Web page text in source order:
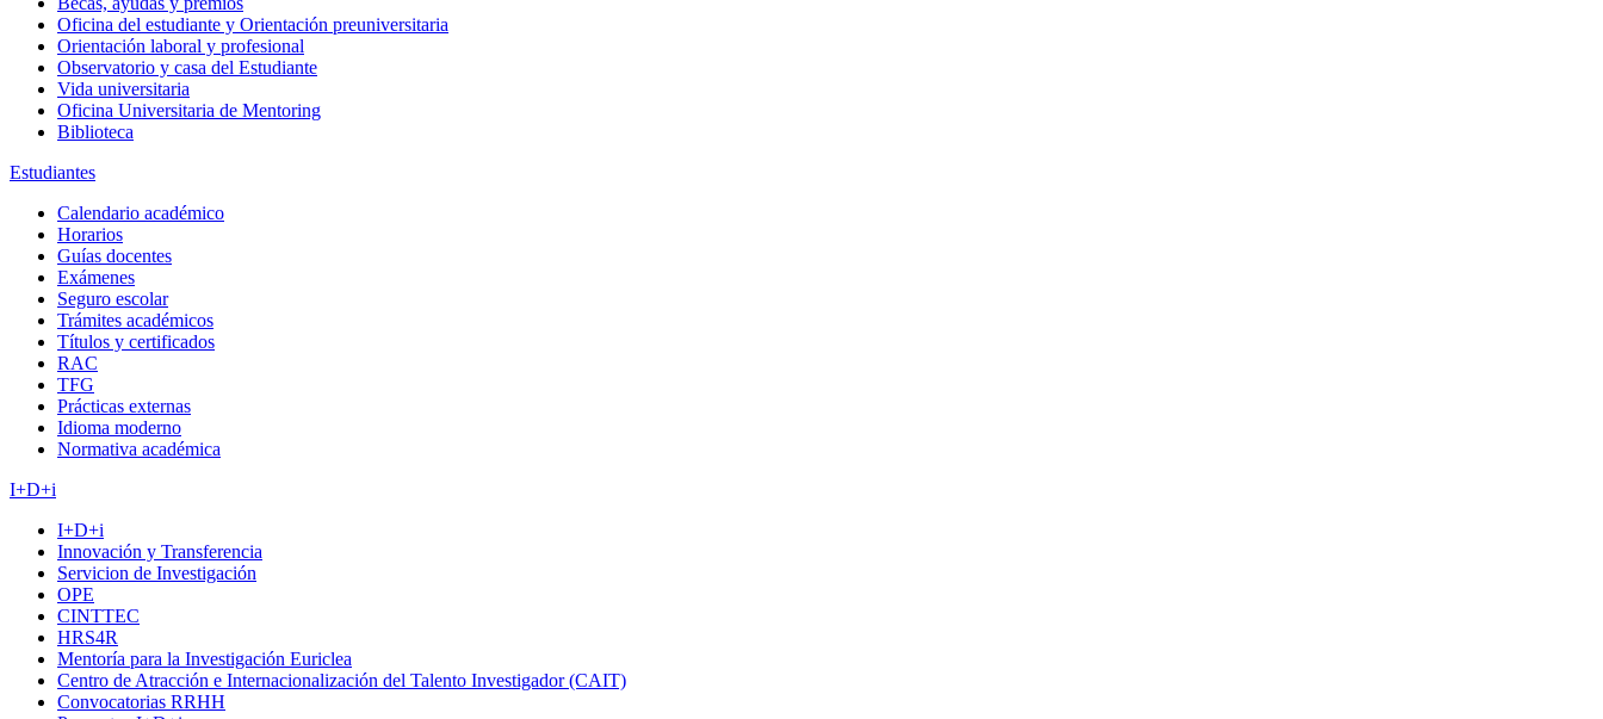
Oficina del estudiante y Orientación preuniversitaria
Orientación laboral y profesional
Observatorio y casa del Estudiante
Vida universitaria
Oficina Universitaria de Mentoring
Biblioteca
Estudiantes
Calendario académico
Horarios
Guías docentes
Exámenes
Seguro escolar
Trámites académicos
Títulos y certificados
RAC
TFG
Prácticas externas
Idioma moderno
Normativa académica
I+D+i
I+D+i
Innovación y Transferencia
Servicion de Investigación
OPE
CINTTEC
HRS4R
Mentoría para la Investigación Euriclea
Centro de Atracción e Internacionalización del Talento Investigador (CAIT)
Convocatorias RRHH